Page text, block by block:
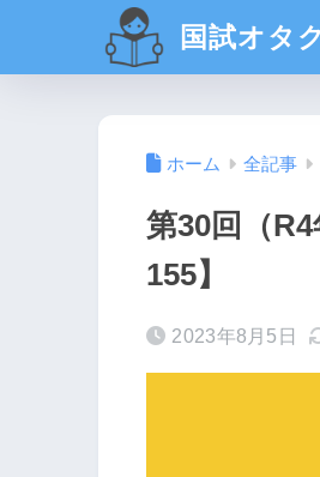
国試オタク
ホーム 全記事
第30回（
155】
2023年8月5日